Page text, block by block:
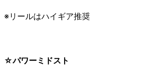
※リールはハイギア推奨
☆パワーミドスト